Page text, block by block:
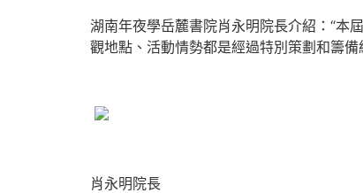
湖南年夜學岳麓書院肖永明院長介紹：“本
觀地點、活動情勢都是經過特別策劃和籌
肖永明院長